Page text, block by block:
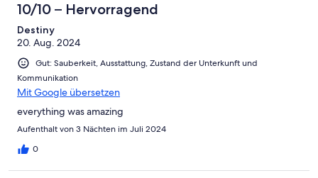
10/10 – Hervorragend
Destiny
20. Aug. 2024
Gut: Sauberkeit, Ausstattung, Zustand der Unterkunft und
Kommunikation
Mit Google übersetzen
everything was amazing
Aufenthalt von 3 Nächten im Juli 2024
0